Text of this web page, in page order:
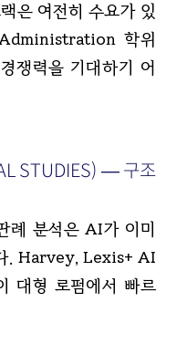
은 여전히 수요가 있
학위
쟁력을 기대하기 어
STUDIES) — 구조
례 분석은 AI가 이미
. Harvey, Lexis+ AI
대형 로펌에서 빠르